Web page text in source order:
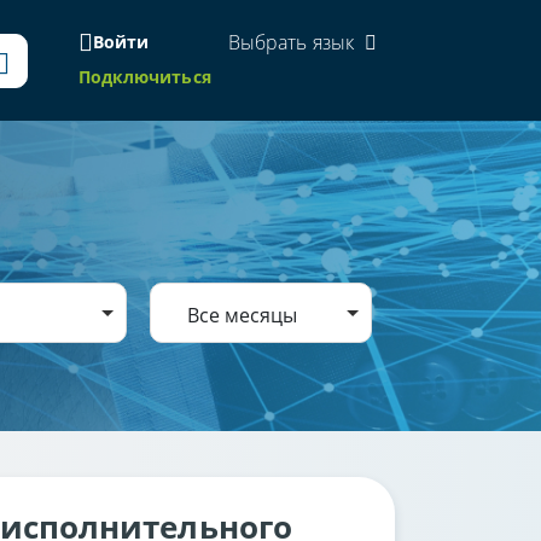
Войти
Подключиться
Выбрать язык
Все месяцы